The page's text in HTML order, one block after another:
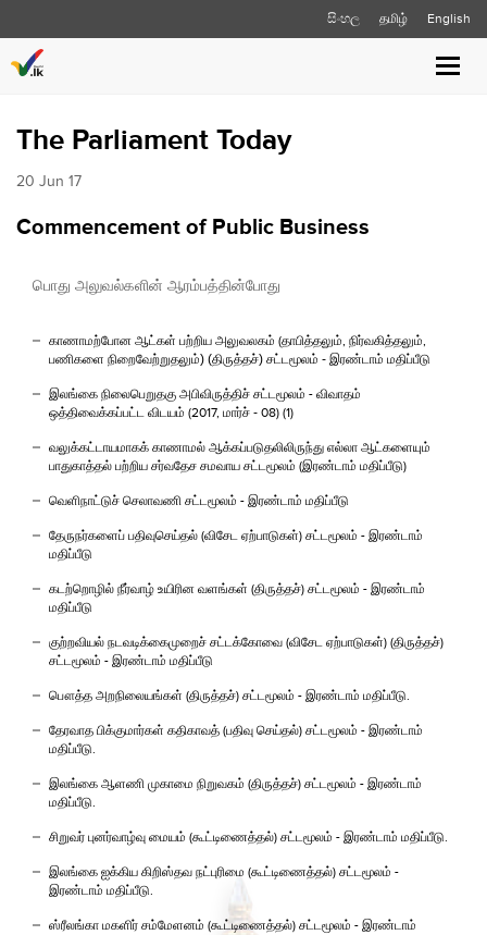
සිංහල தமிழ் English
Toggle
The Parliament Today
20 Jun 17
Commencement of Public Business
பொது அலுவல்களின் ஆரம்பத்தின்போது
காணாமற்போன ஆட்கள் பற்றிய அலுவலகம் (தாபித்தலும், நிர்வகித்தலும்,
பணிகளை நிறைவேற்றுதலும்) (திருத்தச்) சட்டமூலம் - இரண்டாம் மதிப்பீடு
இலங்கை நிலைபெறுதகு அபிவிருத்திச் சட்டமூலம் - விவாதம்
ஒத்திவைக்கப்பட்ட விடயம் (2017, மார்ச் - 08) (1)
வலுக்கட்டாயமாகக் காணாமல் ஆக்கப்படுதலிலிருந்து எல்லா ஆட்களையும்
பாதுகாத்தல் பற்றிய சர்வதேச சமவாய சட்டமூலம் (இரண்டாம் மதிப்பீடு)
வெளிநாட்டுச் செலாவணி சட்டமூலம் - இரண்டாம் மதிப்பீடு
தேருநர்களைப் பதிவுசெய்தல் (விசேட ஏற்பாடுகள்) சட்டமூலம் - இரண்டாம்
மதிப்பீடு
கடற்றொழில் நீர்வாழ் உயிரின வளங்கள் (திருத்தச்) சட்டமூலம் - இரண்டாம்
மதிப்பீடு
குற்றவியல் நடவடிக்கைமுறைச் சட்டக்கோவை (விசேட ஏற்பாடுகள்) (திருத்தச்)
சட்டமூலம் - இரண்டாம் மதிப்பீடு
பௌத்த அறநிலையங்கள் (திருத்தச்) சட்டமூலம் - இரண்டாம் மதிப்பீடு.
தேரவாத பிக்குமார்கள் கதிகாவத் (பதிவு செய்தல்) சட்டமூலம் - இரண்டாம்
மதிப்பீடு.
இலங்கை ஆளணி முகாமை நிறுவகம் (திருத்தச்) சட்டமூலம் - இரண்டாம்
மதிப்பீடு.
சிறுவர் புனர்வாழ்வு மையம் (கூட்டிணைத்தல்) சட்டமூலம் - இரண்டாம் மதிப்பீடு.
இலங்கை ஐக்கிய கிறிஸ்தவ நட்புரிமை (கூட்டிணைத்தல்) சட்டமூலம் -
இரண்டாம் மதிப்பீடு.
ஸ்ரீலங்கா மகளிர் சம்மேளனம் (கூட்டிணைத்தல்) சட்டமூலம் - இரண்டாம்